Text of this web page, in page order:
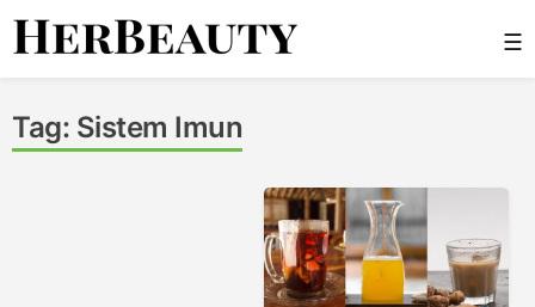
Skip
☰
Tag: Sistem Imun